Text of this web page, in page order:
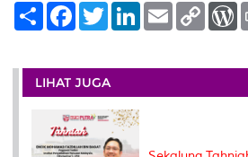
S
e
F
a
b
o
o
T
w
t
e
r
L
e
I
E
m
l
C
L
n
P
e
LIHAT JUGA